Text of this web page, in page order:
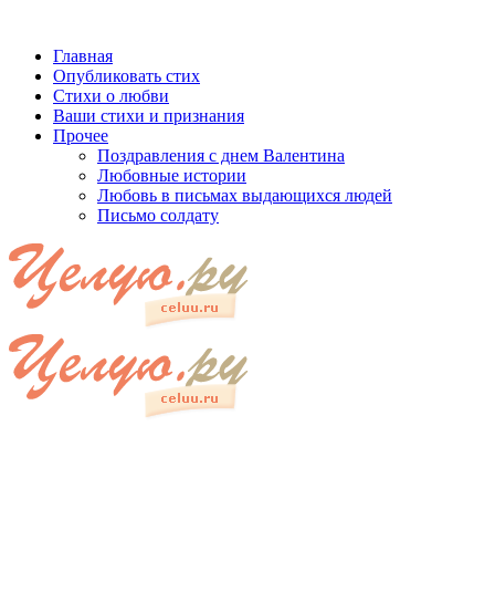
Главная
Опубликовать стих
Стихи о любви
Ваши стихи и признания
Прочее
Поздравления с днем Валентина
Любовные истории
Любовь в письмах выдающихся людей
Письмо солдату